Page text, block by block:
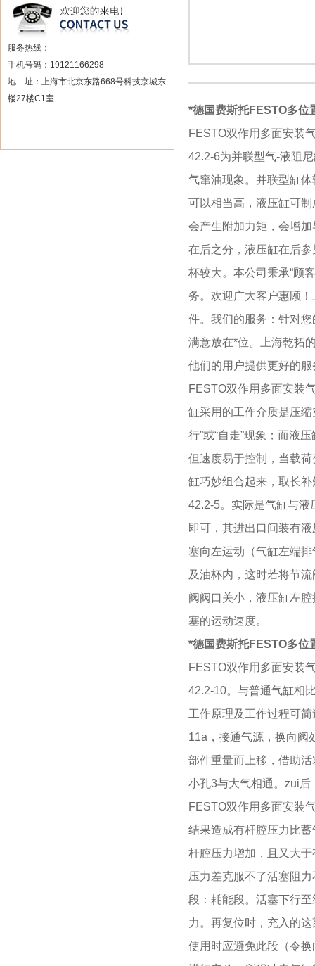
服务热线：
手机号码：19121166298
地 址：上海市北京东路668号科技京城东
楼27楼C1室
*德国费斯托FESTO多位
FESTO双作用多面安装
42.2-6为并联型气-液阻
气窜油现象。并联型缸
可以相当高，液压缸可
会产生附加力矩，会增
在后之分，液压缸在后
杯较大。本公司秉承“顾
务。欢迎广大客户惠顾
件。我们的服务：针对
满意放在*位。上海乾拓
他们的用户提供更好的服
FESTO双作用多面安装
缸采用的工作介质是压
行”或“自走”现象；而液
但速度易于控制，当载荷
缸巧妙组合起来，取长
42.2-5。实际是气缸与
即可，其进出口间装有
塞向左运动（气缸左端
及油杯内，这时若将节
阀阀口关小，液压缸左
塞的运动速度。
*德国费斯托FESTO多位
FESTO双作用多面安装
42.2-10。与普通气缸相
工作原理及工作过程可
11a，接通气源，换向阀
部件重量而上移，借助
小孔3与大气相通。zui
FESTO双作用多面安装
结果造成有杆腔压力比
杆腔压力增加，且又大
压力差克服不了活塞阻
段：耗能段。活塞下行
力。再复位时，充入的
使用时应避免此段（令